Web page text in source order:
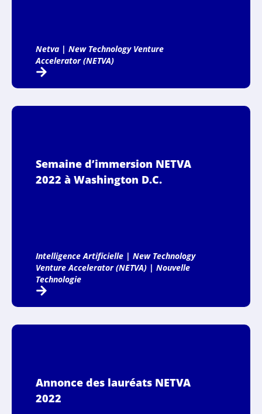
Netva| New Technology Venture
Accelerator (NETVA)
Semaine d’immersion NETVA
2022 à Washington D.C.
Intelligence Artificielle| New Technology
Venture Accelerator (NETVA)| Nouvelle
Technologie
Annonce des lauréats NETVA
2022